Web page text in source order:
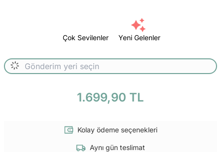
Çok Sevilenler Yeni Gelenler
1.699,90 TL
Kolay ödeme seçenekleri
Aynı gün teslimat